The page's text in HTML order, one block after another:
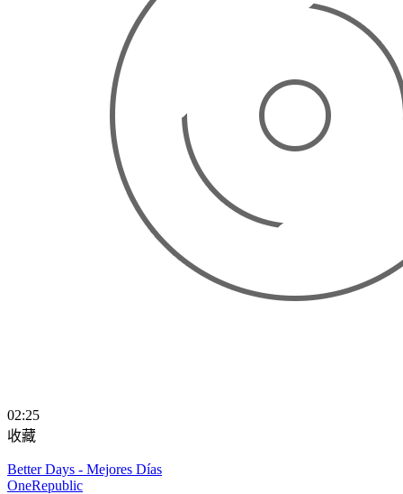
02:25
收藏
Better Days - Mejores Días
OneRepublic